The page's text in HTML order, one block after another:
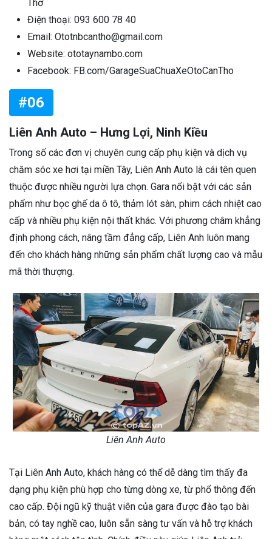
Thơ
Điện thoại: 093 600 78 40
Email: Ototnbcantho@gmail.com
Website: ototaynambo.com
Facebook: FB.com/GarageSuaChuaXeOtoCanTho
#06
Liên Anh Auto – Hưng Lợi, Ninh Kiều
Trong số các đơn vị chuyên cung cấp phụ kiện và dịch vụ
chăm sóc xe hơi tại miền Tây, Liên Anh Auto là cái tên quen
thuộc được nhiều người lựa chọn. Gara nổi bật với các sản
phẩm như bọc ghế da ô tô, thảm lót sàn, phim cách nhiệt cao
cấp và nhiều phụ kiện nội thất khác. Với phương châm khẳng
định phong cách, nâng tầm đẳng cấp, Liên Anh luôn mang
đến cho khách hàng những sản phẩm chất lượng cao và mẫu
mã thời thượng.
Liên Anh Auto
Tại Liên Anh Auto, khách hàng có thể dễ dàng tìm thấy đa
dạng phụ kiện phù hợp cho từng dòng xe, từ phổ thông đến
cao cấp. Đội ngũ kỹ thuật viên của gara được đào tạo bài
bản, có tay nghề cao, luôn sẵn sàng tư vấn và hỗ trợ khách